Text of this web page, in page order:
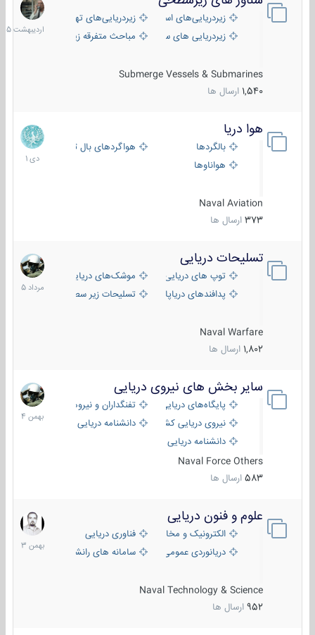
زیردریایی‌های استراتژیکزیردریایی‌های تهاجمی
زیردریایی های سبک
مباحث متفرقه زیرسطحی
Submerge Vessels & Submarines
1,540 ارسال ها
1405
هوا دریا
بالگردها
هواگردهای بال ثابت
هواناوها
Naval Aviation
373 ارسال ها
12
دی
1401
تسلیحات دریایی
توپ های دریایی
موشک‌های دریایی
پدافندهای دریاپایه
تسلیحات زیر سطحی
Naval Warfare
1,802 ارسال ها
2
مرداد
1405
سایر بخش های نیروی دریایی
پایگاه‌های دریایی
تفنگداران و نیروهای ویژه‌ی دریایی
نیروی دریایی کشورهای مختلفدانشنامه دریایی
دانشنامه دریایی کپی
Naval Force Others
583 ارسال ها
22
بهمن
1404
علوم و فنون دریایی
الکترونیک و مخابرات دریاییفناوری دریایی
دریانوردی عمومی
سامانه های رانشی دریایی
Naval Technology & Science
952 ارسال ها
6
بهمن
1403